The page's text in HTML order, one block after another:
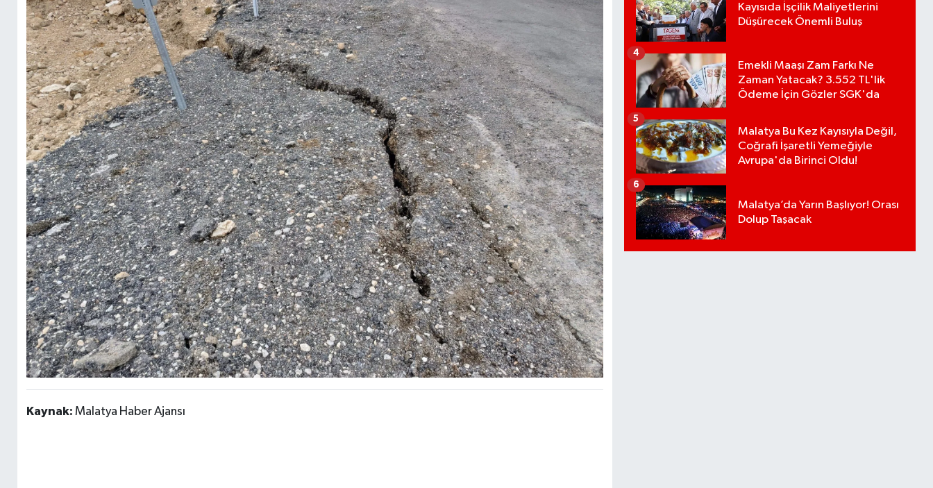
Kaynak: Malatya Haber Ajansı
Kayısıda İşçilik Maliyetlerini
Düşürecek Önemli Buluş
Emekli Maaşı Zam Farkı Ne
Zaman Yatacak? 3.552 TL'lik
Ödeme İçin Gözler SGK'da
4
Malatya Bu Kez Kayısıyla Değil,
Coğrafi İşaretli Yemeğiyle
Avrupa'da Birinci Oldu!
5
Malatya’da Yarın Başlıyor! Orası
Dolup Taşacak
6